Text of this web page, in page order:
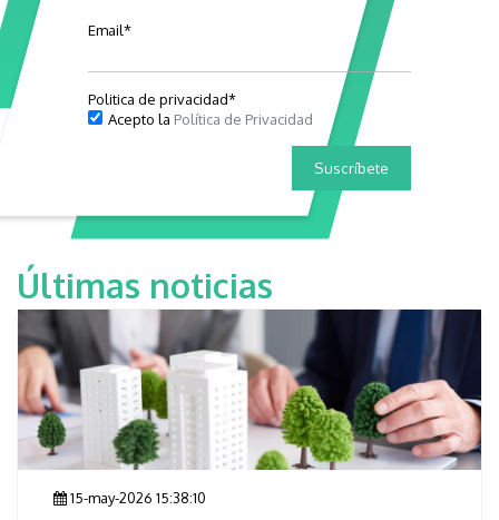
Email*
Politica de privacidad*
Acepto la Política de Privacidad
Últimas noticias
15-may-2026 15:38:10